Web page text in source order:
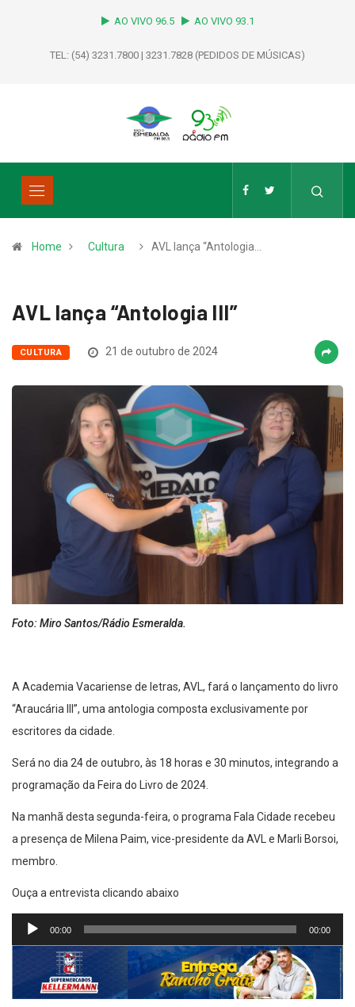
AO VIVO 96.5 AO VIVO 93.1
TEL: (54) 3231.7800 | 3231.7828 (PEDIDOS DE MÚSICAS)
Home Cultura AVL lança “Antologia…
AVL lança “Antologia III”
CULTURA 21 de outubro de 2024
Foto: Miro Santos/Rádio Esmeralda.
A Academia Vacariense de letras, AVL, fará o lançamento do livro
“Araucária III”, uma antologia composta exclusivamente por
escritores da cidade.
Será no dia 24 de outubro, às 18 horas e 30 minutos, integrando a
programação da Feira do Livro de 2024.
Na manhã desta segunda-feira, o programa Fala Cidade recebeu
a presença de Milena Paim, vice-presidente da AVL e Marli Borsoi,
membro.
Ouça a entrevista clicando abaixo
Tocador
00:00 00:00